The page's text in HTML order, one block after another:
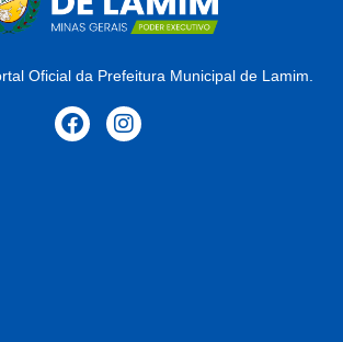
Oficial da Prefeitura Municipal de Lamim.